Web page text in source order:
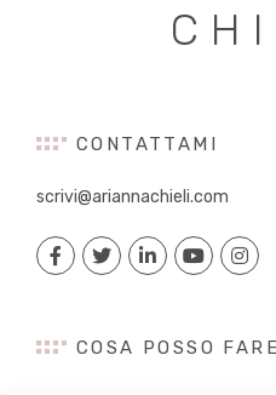
CONTATTAMI
scrivi@ariannachieli.com
COSA POSSO